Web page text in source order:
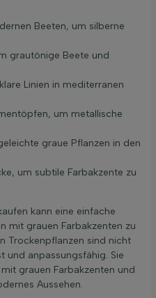
Beeten, um silberne
grautönige Beete und
Linien in mediterranen
um metallische
graue Pflanzen in den
um subtile Farbakzente zu
kann eine einfache
mit grauen Farbakzenten zu
Trockenpflanzen sind nicht
und anpassungsfähig. Sie
grauen Farbakzenten und
Aussehen.